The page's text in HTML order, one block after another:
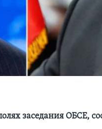
заседания ОБСЕ,